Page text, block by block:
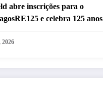
abre inscrições para o
e celebra 125 anos
em Interlagos
2026